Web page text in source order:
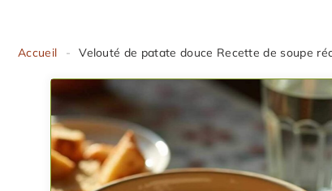
Accueil - Velouté de patate douce Recette de soupe